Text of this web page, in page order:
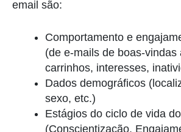
email são:
Comportamento e
(de e-mails de boas-vindas
carrinhos, interesses,
Dados demográficos
sexo, etc.)
Estágios do ciclo de vida
(Conscientização,